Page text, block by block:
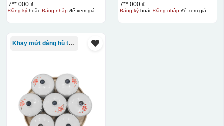
Kiểu in:
7**.000 ₫
Đăng kýhoặc Đăng nhậpđể xem giá
7**.000 ₫
Đăng kýhoặc Đăng nhậpđể xem giá
Khay mứt dáng hũ tròn